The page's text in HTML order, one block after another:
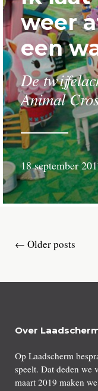
weer
een
De
Animal
18 september
← Older posts
Over
Op Laadscherm
speelt. Dat deden we
maart 2019 maken